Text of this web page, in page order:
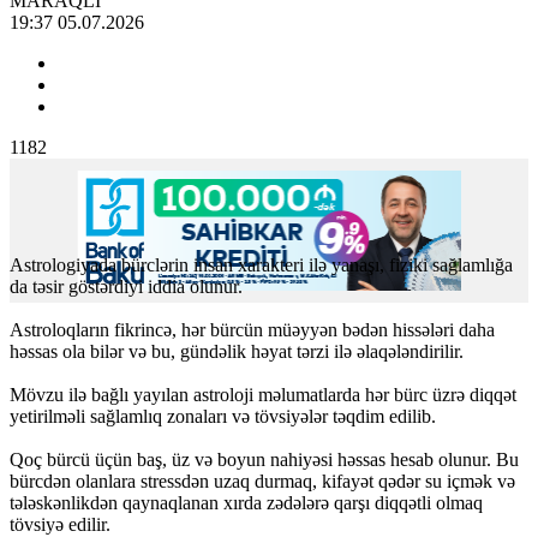
19:37 05.07.2026
1182
Astrologiyada bürclərin insan xarakteri ilə yanaşı, fiziki sağlamlığa
da təsir göstərdiyi iddia olunur.
Astroloqların fikrincə, hər bürcün müəyyən bədən hissələri daha
həssas ola bilər və bu, gündəlik həyat tərzi ilə əlaqələndirilir.
Mövzu ilə bağlı yayılan astroloji məlumatlarda hər bürc üzrə diqqət
yetirilməli sağlamlıq zonaları və tövsiyələr təqdim edilib.
Qoç bürcü üçün baş, üz və boyun nahiyəsi həssas hesab olunur. Bu
bürcdən olanlara stressdən uzaq durmaq, kifayət qədər su içmək və
tələskənlikdən qaynaqlanan xırda zədələrə qarşı diqqətli olmaq
tövsiyə edilir.